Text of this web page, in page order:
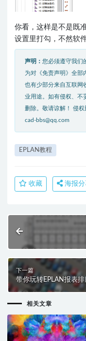
你看，这样是不是既
设置里打勾，不然软
声明： 您必须遵守我们
为对《免责声明》全部
也有少部分来自互联网
业用途。如有侵权、不
删除。敬请谅解！ 侵
cad-bbs@qq.com
EPLAN教程
收藏 海报分
下一篇
带你玩转EPLAN报表排
相关文章